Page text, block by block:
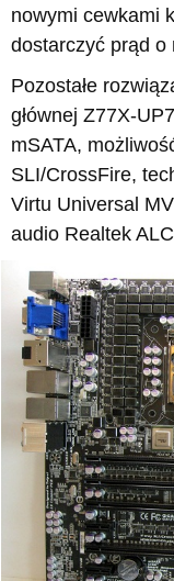
nowymi cewkami
dostarczyć prąd o
Pozostałe
głównej Z77X-
mSATA,
SLI/CrossFire,
Virtu Universal
audio Realtek